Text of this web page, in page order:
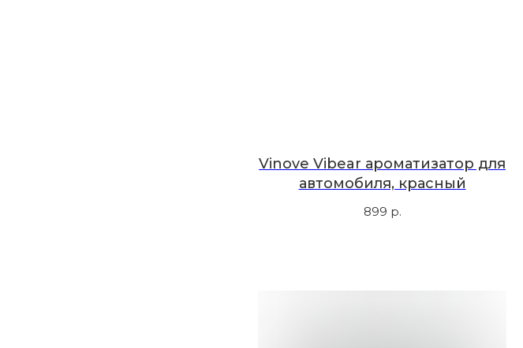
Vinove Vibear ароматизатор для
автомобиля, красный
899 р.